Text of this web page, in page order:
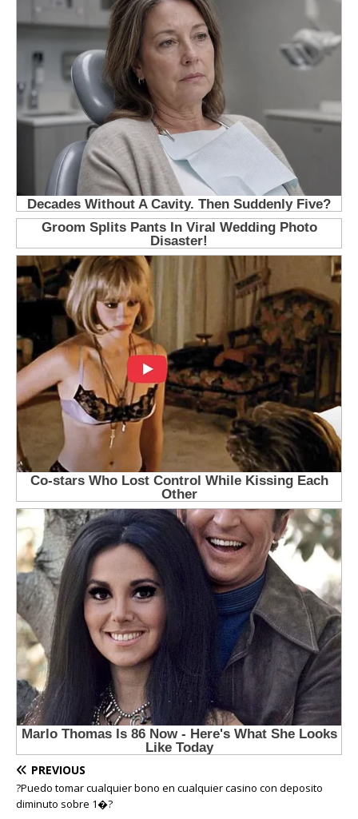
PREVIOUS
?Puedo tomar cualquier bono en cualquier casino con deposito
diminuto sobre 1�?